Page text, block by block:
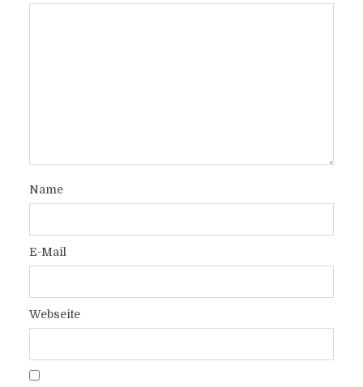
Name
E-Mail
Webseite